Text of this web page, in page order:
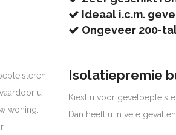
u
woning.
Ideaal i.c.m.
Ongeveer 200-
Isolatiepremie
Kiest u voor
Dan heeft u in vele